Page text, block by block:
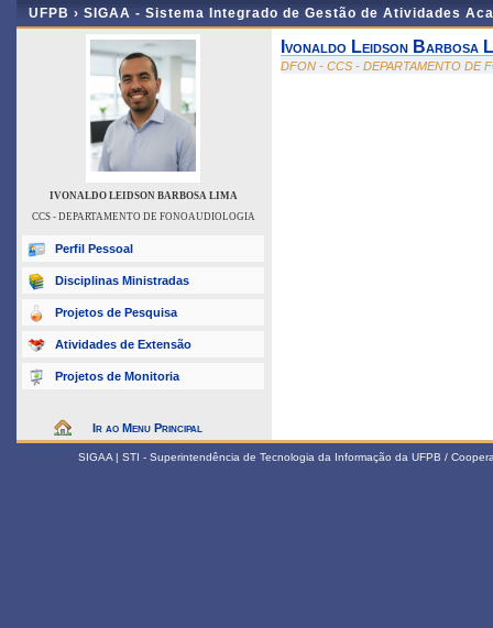
UFPB › SIGAA - Sistema Integrado de Gestão de Atividades
IVONALDO LEIDSON BARBOSA LIMA
CCS - DEPARTAMENTO DE FONOAUDIOLOGIA
Perfil Pessoal
Disciplinas Ministradas
Projetos de Pesquisa
Atividades de Extensão
Projetos de Monitoria
Ir ao Menu Principal
Ivonaldo Leidson Barbosa
DFON - CCS - DEPARTAMENTO DE
SIGAA | STI - Superintendência de Tecnologia da Informação da UFPB /